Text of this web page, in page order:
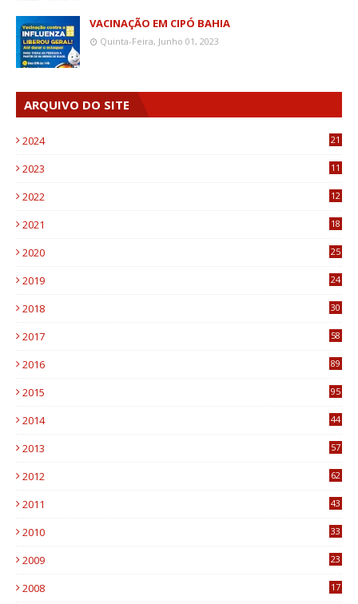
VACINAÇÃO EM CIPÓ BAHIA
Quinta-Feira, Junho 01, 2023
ARQUIVO DO SITE
2024 21
2023
11
2022
12
2021
18
2020
25
2019
24
2018
30
2017
58
2016
89
2015
95
2014
44
2013
57
2012
62
2011
43
2010
33
2009
23
2008
17